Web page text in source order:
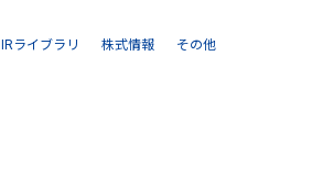
IRライブラリ 株式情報 その他